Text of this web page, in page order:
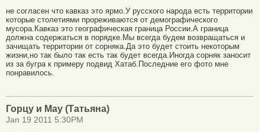
не согласен что кавказ это ярмо.У русского народа есть территории
которые столетиями прореживаются от демографического
мусора.Кавказ это географическая граница России.А граница
должна содержаться в порядке.Мы всегда будем возвращаться и
зачищать территории от сорняка.Да это будет стоить некоторым
жизни,но так было так есть так будет всегда.Иногда сорняк заносит
из за бугра к примеру подвид Хатаб.Последние его фото мне
понравилось.
Горцу и Мау (Татьяна)
Jan 19 2011 5:30PM